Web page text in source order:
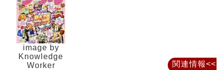
image by
Knowledge
Worker
関連情報<<